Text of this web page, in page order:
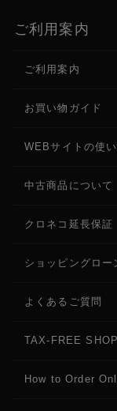
ご利用案内
ご利用案内
お買い物ガイド
WEBサイトの使
中古商品について
クロネコ延長保証
ショッピングロー
よくあるご質問
TAX-FREE
How to Order